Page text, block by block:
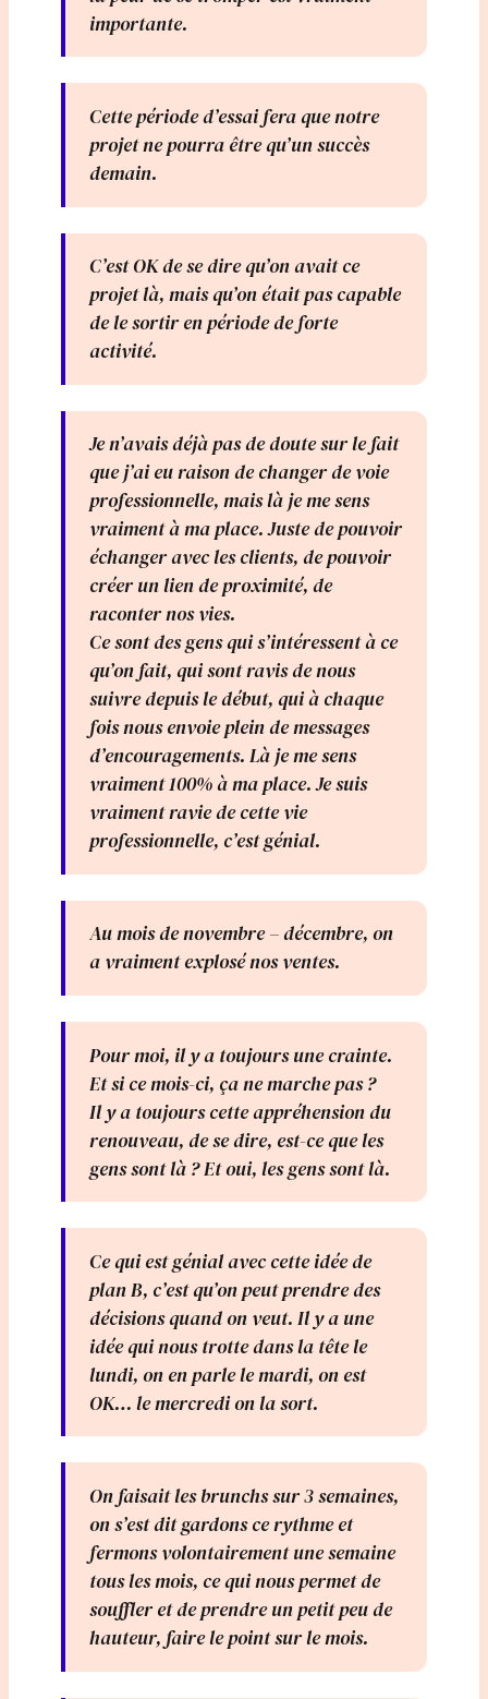
importante.
Cette période d’essai fera que notre
projet ne pourra être qu’un succès
demain.
C’est OK de se dire qu’on avait ce
projet là, mais qu’on était pas capable
de le sortir en période de forte
activité.
Je n’avais déjà pas de doute sur le fait
que j’ai eu raison de changer de voie
professionnelle, mais là je me sens
vraiment à ma place. Juste de pouvoir
échanger avec les clients, de pouvoir
créer un lien de proximité, de
raconter nos vies.
Ce sont des gens qui s’intéressent à ce
qu’on fait, qui sont ravis de nous
suivre depuis le début, qui à chaque
fois nous envoie plein de messages
d’encouragements. Là je me sens
vraiment 100% à ma place. Je suis
vraiment ravie de cette vie
professionnelle, c’est génial.
Au mois de novembre – décembre, on
a vraiment explosé nos ventes.
Pour moi, il y a toujours une crainte.
Et si ce mois-ci, ça ne marche pas ?
Il y a toujours cette appréhension du
renouveau, de se dire, est-ce que les
gens sont là ? Et oui, les gens sont là.
Ce qui est génial avec cette idée de
plan B, c’est qu’on peut prendre des
décisions quand on veut. Il y a une
idée qui nous trotte dans la tête le
lundi, on en parle le mardi, on est
OK… le mercredi on la sort.
On faisait les brunchs sur 3 semaines,
on s’est dit gardons ce rythme et
fermons volontairement une semaine
tous les mois, ce qui nous permet de
souffler et de prendre un petit peu de
hauteur, faire le point sur le mois.